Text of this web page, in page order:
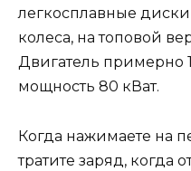
легкосплавные
колеса, на топовой
Двигатель примерно
мощность 80 кВат.
Когда нажимаете на
тратите заряд, когда